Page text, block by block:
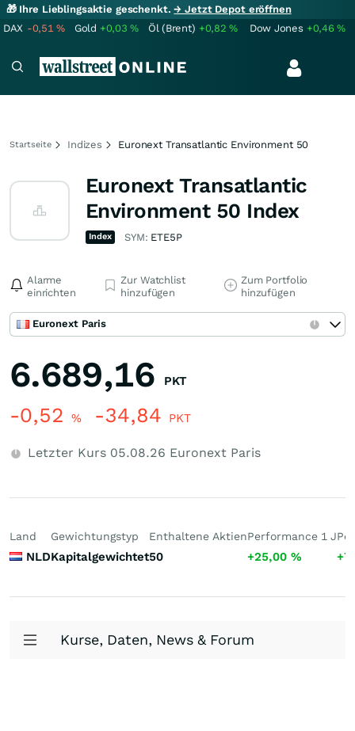
🎁 Ihre Lieblingsaktie geschenkt.→ Jetzt Depot eröffnen
DAX -0,51% Gold +0,03% Öl (Brent) +0,82% Dow Jones +0,46%
Startseite Indizes Euronext Transatlantic Environment 50
Euronext Transatlantic
Environment 50 Index
Index SYM: ETE5P
Alarme
einrichten
Zur Watchlist
hinzufügen
Zum Portfolio
hinzufügen
Euronext Paris
6.689,16 PKT
-0,52 % -34,84 PKT
Letzter Kurs 05.08.26 Euronext Paris
Land
NLD
Gewichtungstyp
Kapitalgewichtet
Enthaltene Aktien
50
Performance 1 J
+25,00 %
Kurse, Daten, News & Forum